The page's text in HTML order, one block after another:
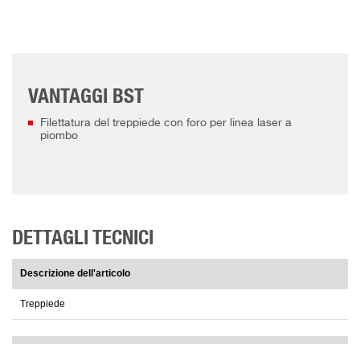
VANTAGGI BST
Filettatura del treppiede con foro per linea laser a
piombo
DETTAGLI TECNICI
Descrizione dell'articolo
Treppiede